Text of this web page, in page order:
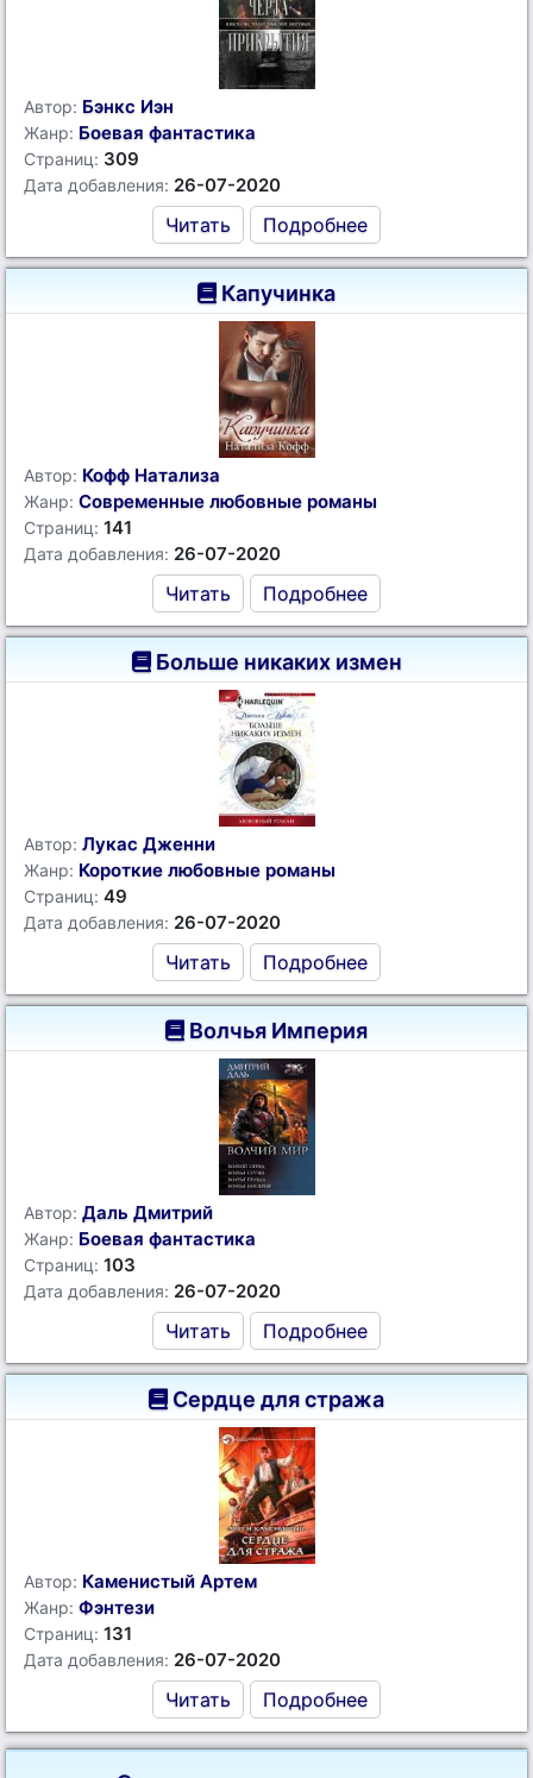
Автор: Бэнкс Иэн
Жанр: Боевая фантастика
Страниц: 309
Дата добавления: 26-07-2020
Читать Подробнее
Капучинка
Автор: Кофф Натализа
Жанр: Современные любовные романы
Страниц: 141
Дата добавления: 26-07-2020
Читать Подробнее
Больше никаких измен
Автор: Лукас Дженни
Жанр: Короткие любовные романы
Страниц: 49
Дата добавления: 26-07-2020
Читать Подробнее
Волчья Империя
Автор: Даль Дмитрий
Жанр: Боевая фантастика
Страниц: 103
Дата добавления: 26-07-2020
Читать Подробнее
Сердце для стража
Автор: Каменистый Артем
Жанр: Фэнтези
Страниц: 131
Дата добавления: 26-07-2020
Читать Подробнее